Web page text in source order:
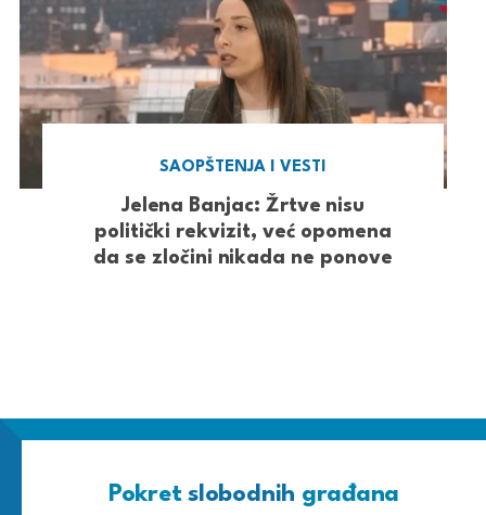
SAOPŠTENJA I VESTI
Jelena Banjac: Žrtve nisu
politički rekvizit, već opomena
da se zločini nikada ne ponove
Pokretslobodnih građana